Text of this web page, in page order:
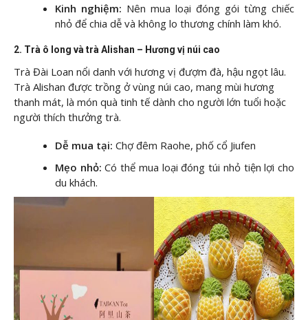
Kinh nghiệm: Nên mua loại đóng gói từng chiếc
nhỏ để chia dễ và không lo thương chính làm khó.
2. Trà ô long và trà Alishan – Hương vị núi cao
Trà Đài Loan nổi danh với hương vị đượm đà, hậu ngọt lâu.
Trà Alishan được trồng ở vùng núi cao, mang mùi hương
thanh mát, là món quà tinh tế dành cho người lớn tuổi hoặc
người thích thưởng trà.
Dễ mua tại: Chợ đêm Raohe, phố cổ Jiufen
Mẹo nhỏ: Có thể mua loại đóng túi nhỏ tiện lợi cho
du khách.